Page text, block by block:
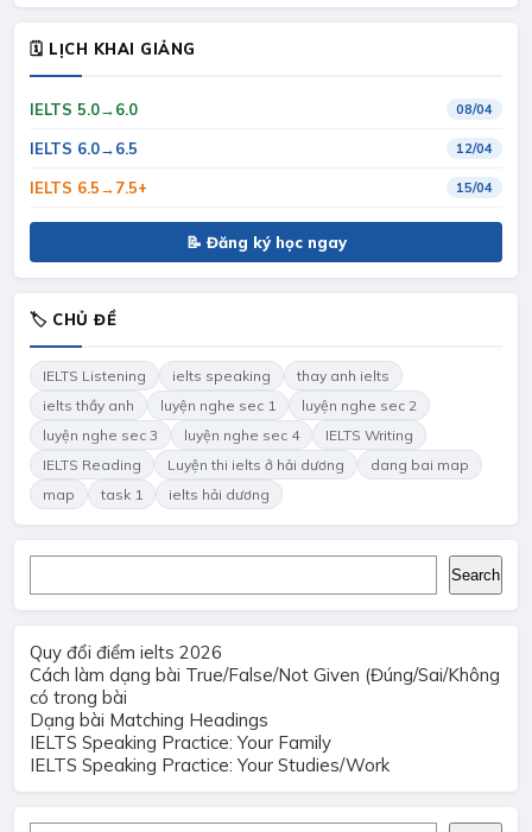
🗓 LỊCH KHAI GIẢNG
IELTS 5.0→6.0 08/04
IELTS 6.0→6.5 12/04
IELTS 6.5→7.5+ 15/04
📝 Đăng ký học ngay
🏷 CHỦ ĐỀ
IELTS Listening ielts speaking
thay anh ielts
ielts thầy anh
luyện nghe sec 1
luyện nghe sec 2
luyện nghe sec 3
luyện nghe sec 4
IELTS Writing
IELTS Reading
Luyện thi ielts ở hải dương
dang bai map
map
task 1 ielts hải dương
Search
Quy đổi điểm ielts 2026
Cách làm dạng bài True/False/Not Given (Đúng/Sai/Không
có trong bài
Dạng bài Matching Headings
IELTS Speaking Practice: Your Family
IELTS Speaking Practice: Your Studies/Work